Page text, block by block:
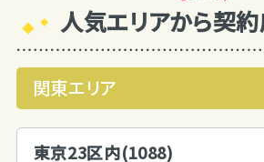
人気エリアから契
関東エリア
東京23区内(1088)